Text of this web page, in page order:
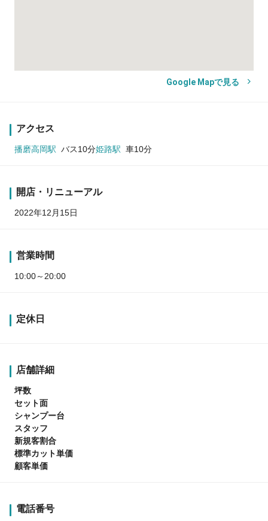
Google Mapで見る
アクセス
播磨高岡駅 バス10分姫路駅 車10分
開店・リニューアル
2022年12月15日
営業時間
10:00～20:00
定休日
店舗詳細
坪数
セット面
シャンプー台
スタッフ
新規客割合
標準カット単価
顧客単価
電話番号